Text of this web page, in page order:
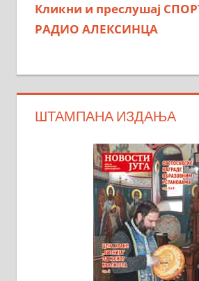
Кликни и преслушај
РАДИО АЛЕКСИНЦА
ШТАМПАНА ИЗДАЊА